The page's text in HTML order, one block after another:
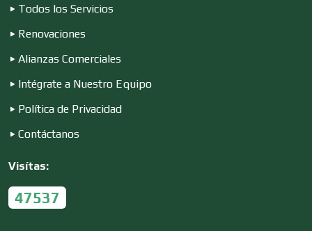
Copiadoras
Todos los Servicios
Renovaciones
Alianzas Comerciales
Intégrate a Nuestro Equipo
Política de Privacidad
Contáctanos
Visítas:
47537